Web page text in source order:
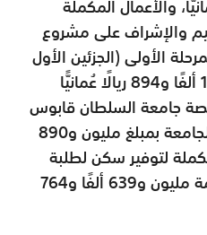
والإشراف على مشروع
الأولى (الجزئين الأول
والثاني) بقيمة مليونين و144 ألفًا و894 ريالًا عُمانيًّا
جامعة السلطان قابوس
لتوفير خدمات النقل لطلبة الجامعة بمبلغ مليون و890
لتوفير سكن لطلبة
جامعة السلطان قابوس بقيمة مليون و639 ألفًا و764